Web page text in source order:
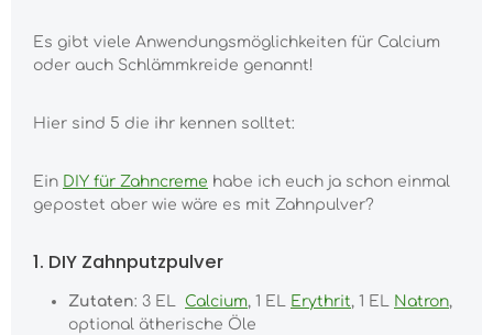
Es gibt viele Anwendungsmöglichkeiten für Calcium
oder auch Schlämmkreide genannt!
Hier sind 5 die ihr kennen solltet:
Ein DIY für Zahncreme habe ich euch ja schon einmal
gepostet aber wie wäre es mit Zahnpulver?
1. DIY Zahnputzpulver
Zutaten: 3 EL Calcium, 1 EL Erythrit, 1 EL Natron,
optional ätherische Öle